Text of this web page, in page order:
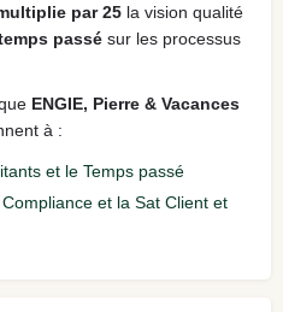
par 25 la vision qualité
passé sur les processus
ENGIE, Pierre & Vacances
à :
et le Temps passé
et la Sat Client et